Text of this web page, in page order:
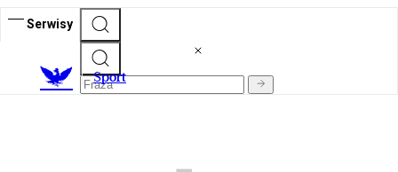
Serwisy
Sport